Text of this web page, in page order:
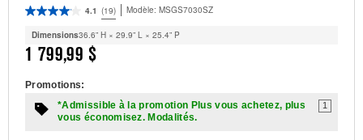
4.1 (19) Modèle: MSGS7030SZ
Dimensions36.6” H × 29.9” L × 25.4” P
1 799,99 $
Promotions:
*Admissible à la promotion Plus vous achetez, plus
vous économisez. Modalités.
1